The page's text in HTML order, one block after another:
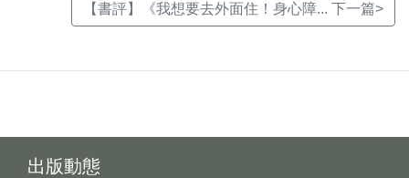
【書評】《我想要去外面住！身心障... 下一篇>
出版動態